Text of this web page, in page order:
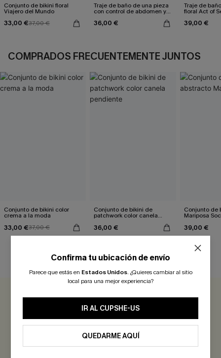
Conjunto de bikini floral
Viajero del Mundo
33,00 €37,00 €
Traje de baño de una pieza
con control de abdomen y
difuminadas
36,00 €
Traje de
floral Act of
39,00 €
COMPRADOS FRECUENTEMENTE JUNTOS
Conjunto de bikini color
crema a la moda
33,00 €37,00 €
Conjunto de bikini de
patchwork color canela
36,00 €
Conjunto de
Mariposa
39,00 €
RESEÑAS DE CLIENTES
0.0
Sé el Primero en Reseñar
¡Gana más de 30 puntos por cada reseña que dejes!
Confirma tu ubicación de envío
Parece que estás en Estados Unidos. ¿Quieres cambiar al sitio
local para una mejor experiencia?
IR AL CUPSHE-US
QUEDARME AQUÍ